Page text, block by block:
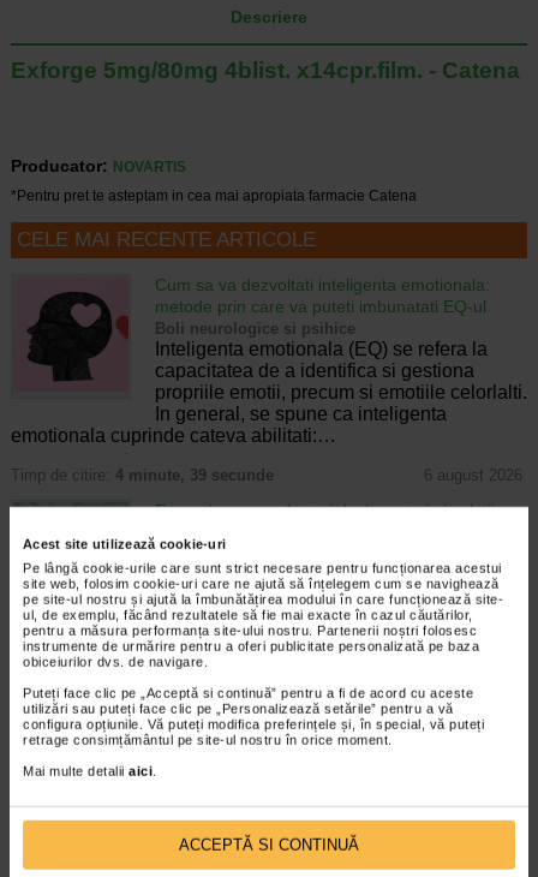
Acest site utilizează cookie-uri
Pe lângă cookie-urile care sunt strict necesare pentru funcționarea acestui
site web, folosim cookie-uri care ne ajută să înțelegem cum se navighează
pe site-ul nostru și ajută la îmbunătățirea modului în care funcționează site-
ul, de exemplu, făcând rezultatele să fie mai exacte în cazul căutărilor,
pentru a măsura performanța site-ului nostru. Partenerii noștri folosesc
instrumente de urmărire pentru a oferi publicitate personalizată pe baza
obiceiurilor dvs. de navigare.
Puteți face clic pe „Acceptă si continuă” pentru a fi de acord cu aceste
utilizări sau puteți face clic pe „Personalizează setările” pentru a vă
configura opțiunile. Vă puteți modifica preferințele și, în special, vă puteți
retrage consimțământul pe site-ul nostru în orice moment.
Mai multe detalii aici.
ACCEPTĂ SI CONTINUĂ
Descriere
Exforge 5mg/80mg 4blist. x14cpr.film. - Catena
Producator: NOVARTIS
*Pentru pret te asteptam in cea mai apropiata farmacie Catena
CELE MAI RECENTE ARTICOLE
Cum sa va dezvoltati inteligenta emotionala:
metode prin care va puteti imbunatati EQ-ul
Boli neurologice si psihice
Inteligenta emotionala (EQ) se refera la
capacitatea de a identifica si gestiona
propriile emotii, precum si emotiile celorlalti.
In general, se spune ca inteligenta
emotionala cuprinde cateva abilitati:…
Timp de citire: 4 minute, 39 secunde 6 august 2026
Enurezis: cauze, factori declansatori si solutii
Enurezisul este termenul medical pentru
pierderea accidentala de urina, de obicei in
timpul somnului. Este o afectiune frecventa
atat in randul copiilor, cat si al adultilor.
Enurezisul este considerat…
Senzatia de prea plin: cand indica o afectiune si
cum o tratati
Multi oameni au experimentat macar o data
atunci cand nu au consumat o cantitate
foarte mare de alimente. In cele mai multe
cazuri, aceasta apare ocazional…